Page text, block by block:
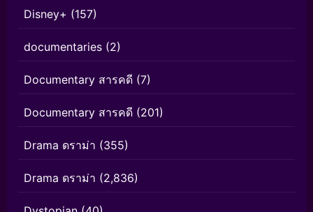
Disney+ (157)
documentaries (2)
Documentary สารคดี (7)
Documentary สารคดี (201)
Drama ดราม่า (355)
Drama ดราม่า (2,836)